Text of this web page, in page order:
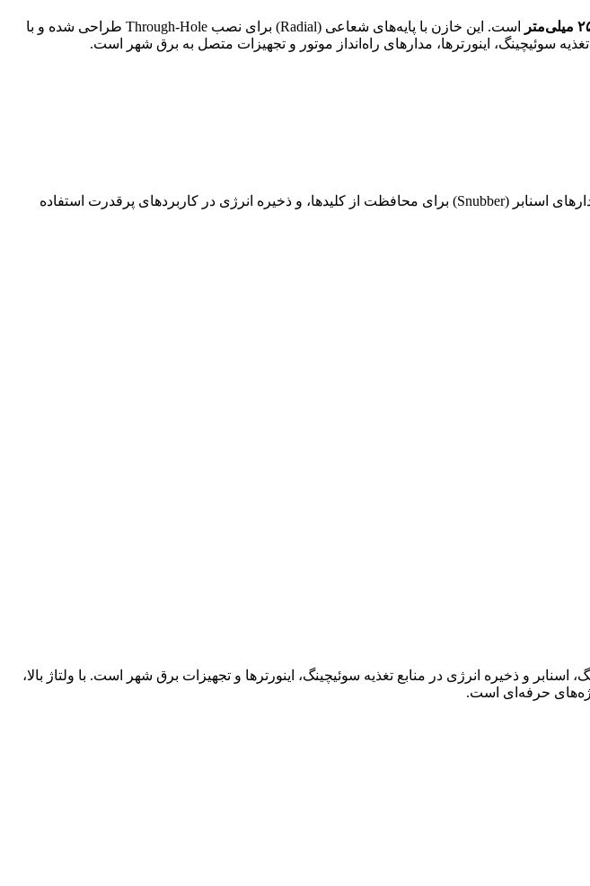
است. این خازن با پایه‌های شعاعی (Radial) برای نصب Through-Hole طراحی شده و با
این ترکیب پرکاربرد، برای فیلتر نویز و ریپل در منابع تغذیه سوئیچینگ، مدارهای اسنابر (Snubber) برای محافظت از کلیدها، و ذخیره انرژی در کاربردهای پرقدرت استفاده
اسنابر و ذخیره انرژی در منابع تغذیه سوئیچینگ، اینورترها و تجهیزات برق شهر است. با ولتاژ بالا،
حرفه‌ای است.